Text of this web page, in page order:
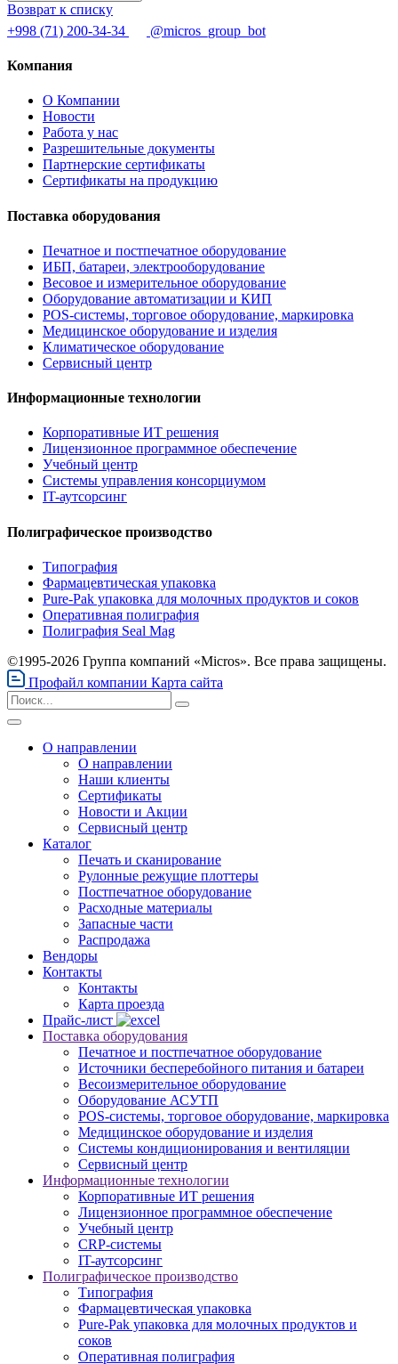
Возврат к списку
+998 (71) 200-34-34
@micros_group_bot
Компания
О Компании
Новости
Работа у нас
Разрешительные документы
Партнерские сертификаты
Сертификаты на продукцию
Поставка оборудования
Печатное и постпечатное оборудование
ИБП, батареи, электрооборудование
Весовое и измерительное оборудование
Оборудование автоматизации и КИП
POS-системы, торговое оборудование, маркировка
Медицинское оборудование и изделия
Климатическое оборудование
Сервисный центр
Информационные технологии
Корпоративные ИТ решения
Лицензионное программное обеспечение
Учебный центр
Системы управления консорциумом
IT-аутсорсинг
Полиграфическое производство
Типография
Фармацевтическая упаковка
Pure-Pak упаковка для молочных продуктов и соков
Оперативная полиграфия
Полиграфия Seal Mag
©1995-2026 Группа компаний «Micros». Все права защищены.
Профайл компании Карта сайта
О направлении
О направлении
Наши клиенты
Сертификаты
Новости и Акции
Сервисный центр
Каталог
Печать и сканирование
Рулонные режущие плоттеры
Постпечатное оборудование
Расходные материалы
Запасные части
Распродажа
Вендоры
Контакты
Контакты
Карта проезда
Прайс-лист
Поставка оборудования
Печатное и постпечатное оборудование
Источники бесперебойного питания и батареи
Весоизмерительное оборудование
Оборудование АСУТП
POS-системы, торговое оборудование, маркировка
Медицинское оборудование и изделия
Системы кондиционирования и вентиляции
Сервисный центр
Информационные технологии
Корпоративные ИТ решения
Лицензионное программное обеспечение
Учебный центр
CRP-системы
IT-аутсорсинг
Полиграфическое производство
Типография
Фармацевтическая упаковка
Pure-Pak упаковка для молочных продуктов и
соков
Оперативная полиграфия